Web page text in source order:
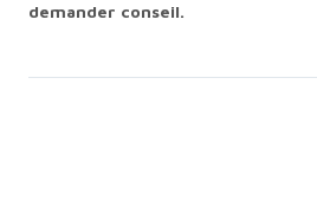
demander conseil.